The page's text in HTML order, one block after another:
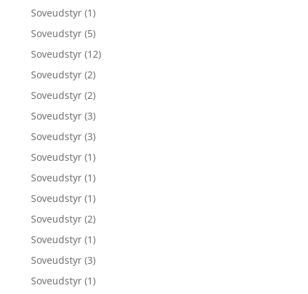
Soveudstyr (1)
Soveudstyr (5)
Soveudstyr (12)
Soveudstyr (2)
Soveudstyr (2)
Soveudstyr (3)
Soveudstyr (3)
Soveudstyr (1)
Soveudstyr (1)
Soveudstyr (1)
Soveudstyr (2)
Soveudstyr (1)
Soveudstyr (3)
Soveudstyr (1)